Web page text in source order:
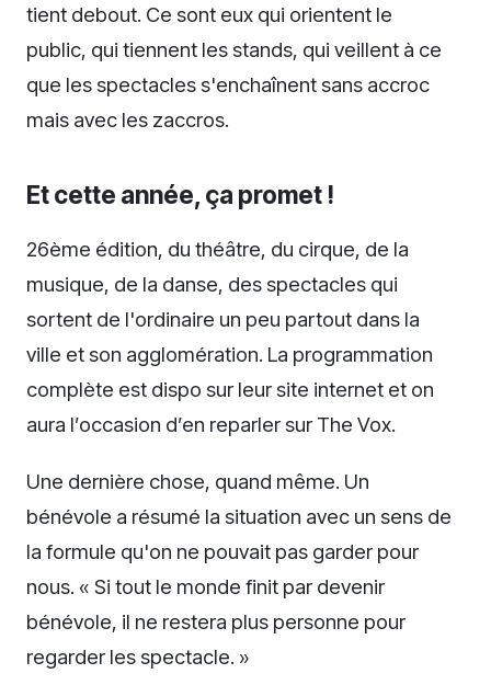
tient debout. Ce sont eux qui orientent le
public, qui tiennent les stands, qui veillent à ce
que les spectacles s'enchaînent sans accroc
mais avec les zaccros.
Et cette année, ça promet !
26ème édition, du théâtre, du cirque, de la
musique, de la danse, des spectacles qui
sortent de l'ordinaire un peu partout dans la
ville et son agglomération. La programmation
complète est dispo sur leur site internet et on
aura l’occasion d’en reparler sur The Vox.
Une dernière chose, quand même. Un
bénévole a résumé la situation avec un sens de
la formule qu'on ne pouvait pas garder pour
nous. « Si tout le monde finit par devenir
bénévole, il ne restera plus personne pour
regarder les spectacle. »